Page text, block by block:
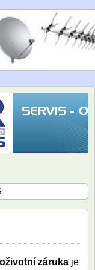
ELEKTRONIKY.
PRODEJ A MONTÁŽ
TECHNIKY.
záruka je